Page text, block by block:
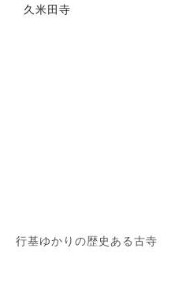
久米田寺
行基ゆかりの歴史ある古寺